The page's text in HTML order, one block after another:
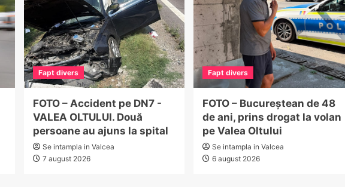
Fapt divers
FOTO – Accident pe DN7 -
VALEA OLTULUI. Două
persoane au ajuns la spital
Se intampla in Valcea
7 august 2026
Fapt divers
FOTO – Bucureștean de 48
de ani, prins drogat la volan
pe Valea Oltului
Se intampla in Valcea
6 august 2026